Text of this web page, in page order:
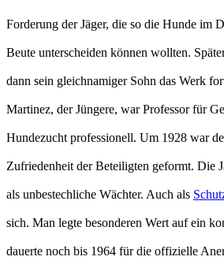
Forderung der Jäger, die so die Hunde im
Beute unterscheiden können wollten.
dann sein gleichnamiger Sohn das Werk
Martinez, der Jüngere, war Professor für
Hundezucht professionell. Um 1928 war
Zufriedenheit der Beteiligten geformt. Die
als unbestechliche Wächter. Auch als
sich. Man legte besonderen Wert auf ein
dauerte noch bis 1964 für die offizielle